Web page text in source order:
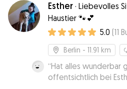
Esther · Liebevolles
Haustier 🐾💕
5.0 (11
Berlin - 11.91 km
“Hat alles wunderbar
offentsichtlich bei